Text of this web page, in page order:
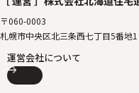
〒060-0003
札幌市中央区北三条西七丁目5番地
運営会社について